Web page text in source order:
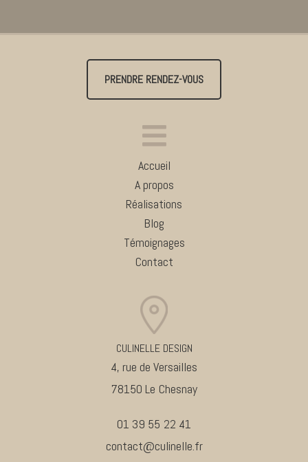
PRENDRE RENDEZ-VOUS
Accueil
A propos
Réalisations
Blog
Témoignages
Contact
CULINELLE DESIGN
4, rue de Versailles
78150 Le Chesnay
01 39 55 22 41
contact@culinelle.fr